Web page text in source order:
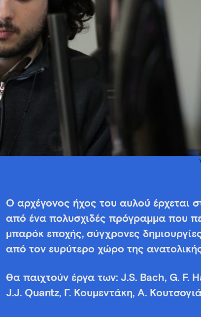
Ο αρχέγονος ήχος του αυλού έρχεται
από ένα πολυσχιδές πρόγραμμα που
μπαρόκ εποχής, σύγχρονες
από τον ευρύτερο χώρο της
Θα παιχτούν έργα των: J.S. Bach, G. F.
J.J. Quantz, Γ. Κουμεντάκη, Α.